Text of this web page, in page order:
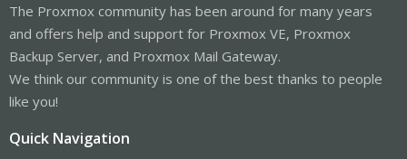
The Proxmox community has been around for many years
and offers help and support for Proxmox VE, Proxmox
Backup Server, and Proxmox Mail Gateway.
We think our community is one of the best thanks to people
like you!
Quick Navigation